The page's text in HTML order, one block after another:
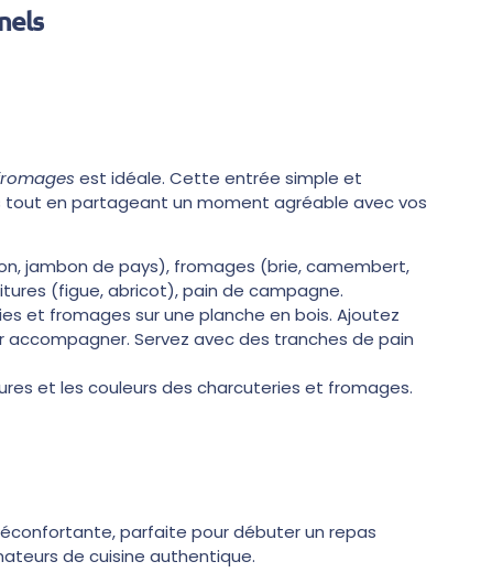
est idéale. Cette entrée simple et
tout en partageant un moment agréable avec vos
jambon de pays), fromages (brie, camembert,
(figue, abricot), pain de campagne.
et fromages sur une planche en bois. Ajoutez
Servez avec des tranches de pain
et les couleurs des charcuteries et fromages.
parfaite pour débuter un repas
de cuisine authentique.